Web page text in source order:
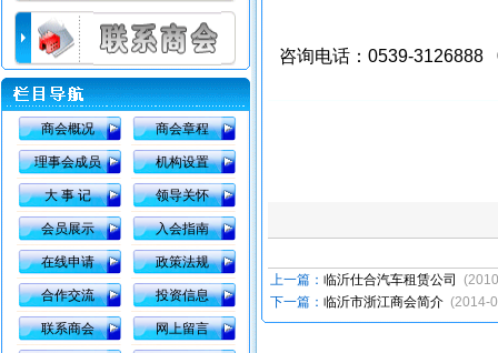
商会概况 商会章程
理事会成员 机构设置
大 事 记 领导关怀
会员展示 入会指南
在线申请 政策法规
合作交流 投资信息
联系商会 网上留言
咨询电话：0539-
上一篇： 临沂仕合汽车租赁公司
下一篇： 临沂市浙江商会简介 (2014-